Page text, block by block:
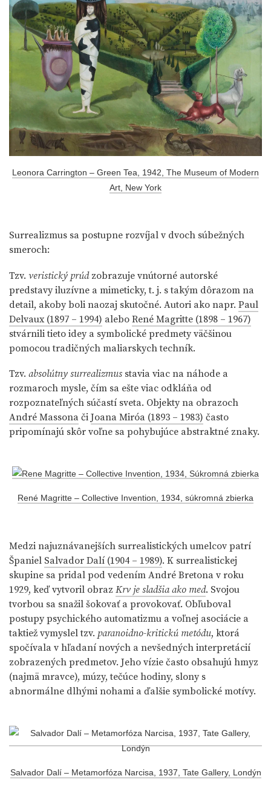
Leonora Carrington – Green Tea, 1942, The Museum of Modern
Art, New York
Surrealizmus sa postupne rozvíjal v dvoch súbežných
smeroch:
Tzv. veristický prúdzobrazuje vnútorné autorské
predstavy iluzívne a mimeticky, t. j. s takým dôrazom na
detail, akoby boli naozaj skutočné. Autori ako napr. Paul
Delvaux (1897 – 1994) alebo René Magritte (1898 – 1967)
stvárnili tieto idey a symbolické predmety väčšinou
pomocou tradičných maliarskych techník.
Tzv. absolútny surrealizmus stavia viac na náhode a
rozmaroch mysle, čím sa ešte viac odkláňa od
rozpoznateľných súčastí sveta. Objekty na obrazoch
André Massona či Joana Miróa (1893 – 1983) často
pripomínajú skôr voľne sa pohybujúce abstraktné znaky.
René Magritte – Collective Invention, 1934, súkromná zbierka
Medzi najuznávanejších surrealistických umelcov patrí
Španiel Salvador Dalí (1904 – 1989). K surrealistickej
skupine sa pridal pod vedením André Bretona v roku
1929, keď vytvoril obraz Krv je sladšia ako med. Svojou
tvorbou sa snažil šokovať a provokovať. Obľuboval
postupy psychického automatizmu a voľnej asociácie a
taktiež vymyslel tzv. paranoidno-kritickú metódu, ktorá
spočívala v hľadaní nových a nevšedných interpretácií
zobrazených predmetov. Jeho vízie často obsahujú hmyz
(najmä mravce), múzy, tečúce hodiny, slony s
abnormálne dlhými nohami a ďalšie symbolické motívy.
Salvador Dalí – Metamorfóza Narcisa, 1937, Tate Gallery, Londýn